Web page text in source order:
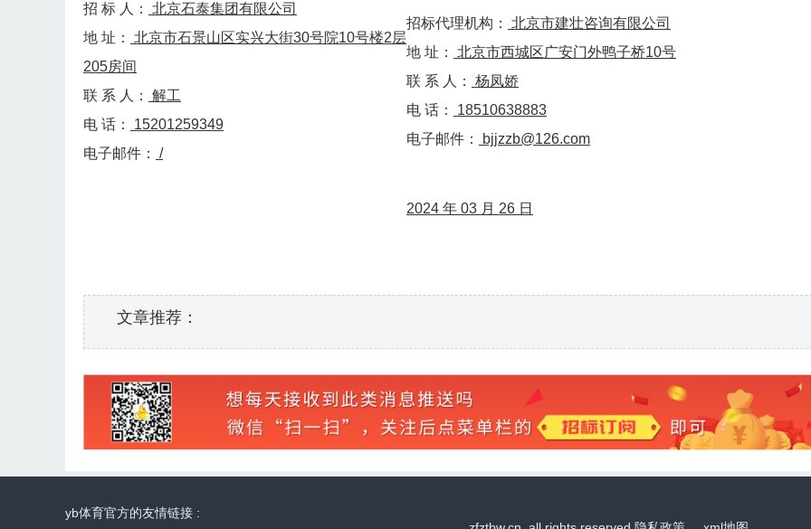
招 标 人：
北京石泰集团有限公司
地 址：
北京市石景山区实兴大街30号院10号楼2层
205房间
联 系 人：
解工
电 话：
15201259349
电子邮件：
/
招标代理机构：
北京市建壮咨询有限公司
地 址：
北京市西城区广安门外鸭子桥10号
联 系 人：
杨凤娇
电 话：
18510638883
电子邮件：
bjjzzb@126.com
2024 年 03 月 26 日
文章推荐：
yb体育官方的友情链接 :